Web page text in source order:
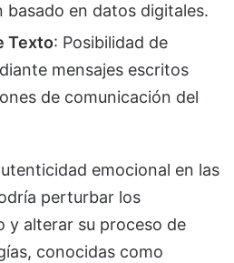
basado en datos digitales.
Texto: Posibilidad de
mensajes escritos
de comunicación del
emocional en las
perturbar los
y alterar su proceso de
conocidas como